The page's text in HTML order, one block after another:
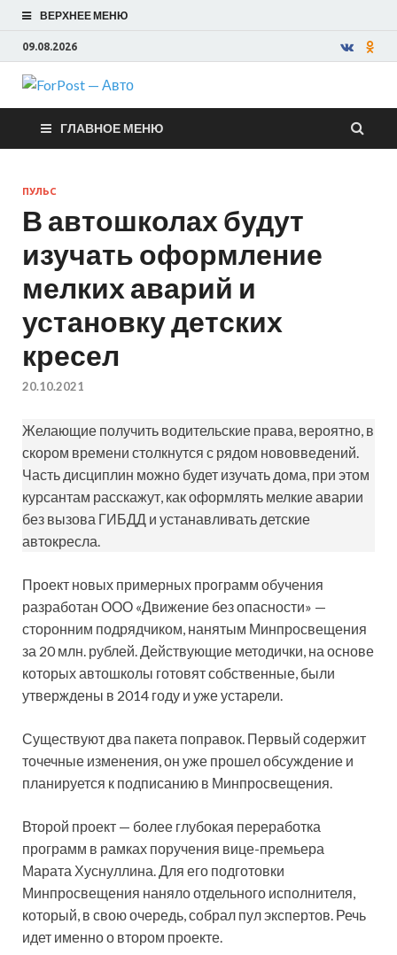
ВЕРХНЕЕ МЕНЮ
09.08.2026
ForPost —
Авто
ГЛАВНОЕ МЕНЮ
ПУЛЬС
В автошколах будут
изучать оформление
мелких аварий и
установку детских
кресел
20.10.2021
Желающие получить водительские права, вероятно, в
скором времени столкнутся с рядом нововведений.
Часть дисциплин можно будет изучать дома, при этом
курсантам расскажут, как оформлять мелкие аварии
без вызова ГИБДД и устанавливать детские
автокресла.
Проект новых примерных программ обучения
разработан ООО «Движение без опасности» —
сторонним подрядчиком, нанятым Минпросвещения
за 20 млн. рублей. Действующие методички, на основе
которых автошколы готовят собственные, были
утверждены в 2014 году и уже устарели.
Существуют два пакета поправок. Первый содержит
точечные изменения, он уже прошел обсуждение и
планируется к подписанию в Минпросвещения.
Второй проект — более глубокая переработка
программ в рамках поручения вице-премьера
Марата Хуснуллина. Для его подготовки
Минпросвещения наняло отдельного исполнителя,
который, в свою очередь, собрал пул экспертов. Речь
идет именно о втором проекте.